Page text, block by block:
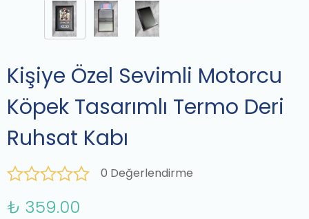
Kişiye Özel Sevimli Motorcu
Köpek Tasarımlı Termo Deri
Ruhsat Kabı
0 Değerlendirme
₺ 359.00